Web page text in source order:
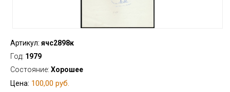
Артикул: ячс2898к
Год: 1979
Состояние: Хорошее
Цена: 100,00 руб.